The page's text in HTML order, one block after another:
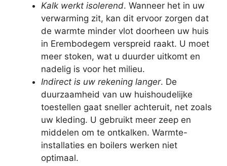
Kalk werkt isolerend. Wanneer het in uw
verwarming zit, kan dit ervoor zorgen dat
de warmte minder vlot doorheen uw huis
in Erembodegem verspreid raakt. U moet
meer stoken, wat u duurder uitkomt en
nadelig is voor het milieu.
Indirect is uw rekening langer. De
duurzaamheid van uw huishoudelijke
toestellen gaat sneller achteruit, net zoals
uw kleding. U gebruikt meer zeep en
middelen om te ontkalken. Warmte-
installaties en boilers werken niet
optimaal.